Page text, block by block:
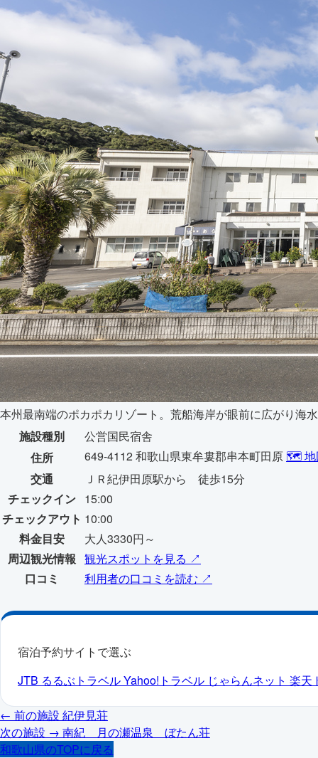
本州最南端のポカポカリゾート。荒船海岸が眼前に広がり海
施設種別
公営国民宿舎
住所
649-4112 和歌山県東牟婁郡串本町田原 🗺️ 地
交通
ＪＲ紀伊田原駅から 徒歩15分
チェックイン 15:00
チェックアウト 10:00
料金目安
大人3330円～
周辺観光情報 観光スポットを見る ↗
口コミ
利用者の口コミを読む ↗
宿泊予約サイトで選ぶ
JTB るるぶトラベルYahoo!トラベル じゃらんネット 楽天
← 前の施設 紀伊見荘
次の施設 → 南紀 月の瀬温泉 ぼたん荘
和歌山県のTOPに戻る